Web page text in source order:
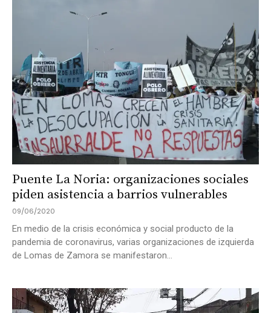
Puente La Noria: organizaciones sociales
piden asistencia a barrios vulnerables
09/06/2020
En medio de la crisis económica y social producto de la
pandemia de coronavirus, varias organizaciones de izquierda
de Lomas de Zamora se manifestaron...